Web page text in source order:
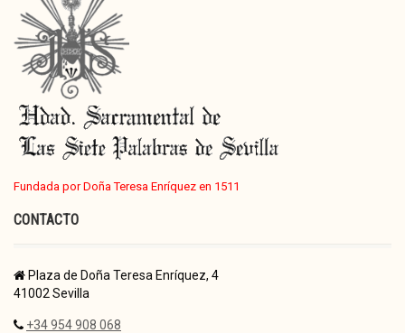
Fundada por Doña Teresa Enríquez en 1511
CONTACTO
Plaza de Doña Teresa Enríquez, 4
41002 Sevilla
+34 954 908 068